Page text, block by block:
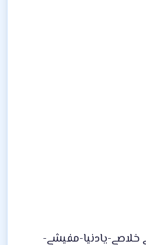
خلاصے-يادنيا-مفيشے-